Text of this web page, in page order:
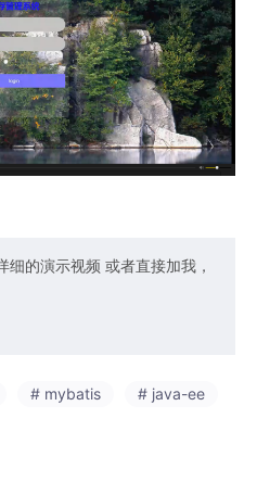
细的演示视频 或者直接加我，
# mybatis
# java-ee